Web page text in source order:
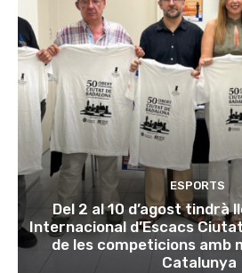
ESPORTS
Del 2 al 10 d’agost tindrà
Internacional d’Escacs
de les competicions amb
Catalunya